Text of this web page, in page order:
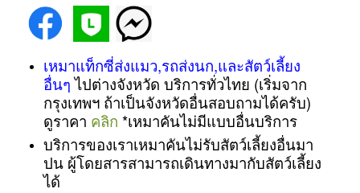
เหมาแท็กซี่ส่งแมว,รถส่งนก,และสัตว์เลี้ยง
อื่นๆไปต่างจังหวัด บริการทั่วไทย (เริ่มจาก
กรุงเทพฯ ถ้าเป็นจังหวัดอื่นสอบถามได้ครับ)
ดูราคา คลิก *เหมาคันไม่มีแบบอื่นบริการ
บริการของเราเหมาคันไม่รับสัตว์เลี้ยงอื่นมา
ปน ผู้โดยสารสามารถเดินทางมากับสัตว์เลี้ยง
ได้